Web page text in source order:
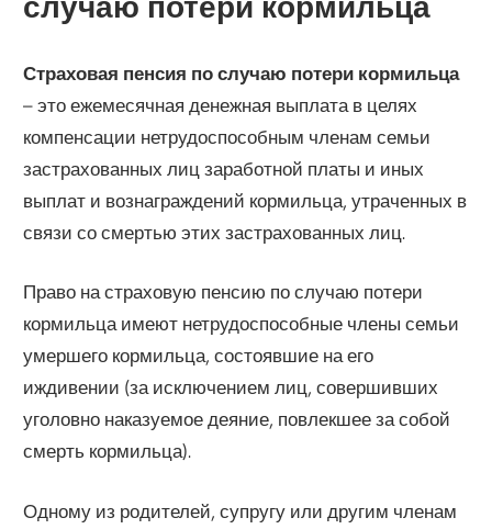
Страховая пенсия по случаю потери кормильца
– это ежемесячная денежная выплата в целях
компенсации нетрудоспособным членам семьи
застрахованных лиц заработной платы и иных
выплат и вознаграждений кормильца, утраченных в
связи со смертью этих застрахованных лиц.
Право на страховую пенсию по случаю потери
кормильца имеют нетрудоспособные члены семьи
умершего кормильца, состоявшие на его
иждивении (за исключением лиц, совершивших
уголовно наказуемое деяние, повлекшее за собой
смерть кормильца).
Одному из родителей, супругу или другим членам